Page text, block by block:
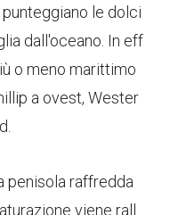
le dolci
dall'oceano. In eff
o meno marittimo
a ovest, Wester
penisola raffredda
viene rall